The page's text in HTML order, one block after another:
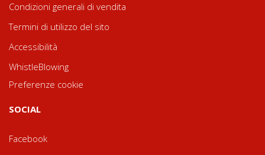
Condizioni generali di vendita
Termini di utilizzo del sito
Accessibilità
WhistleBlowing
Preferenze cookie
SOCIAL
Facebook